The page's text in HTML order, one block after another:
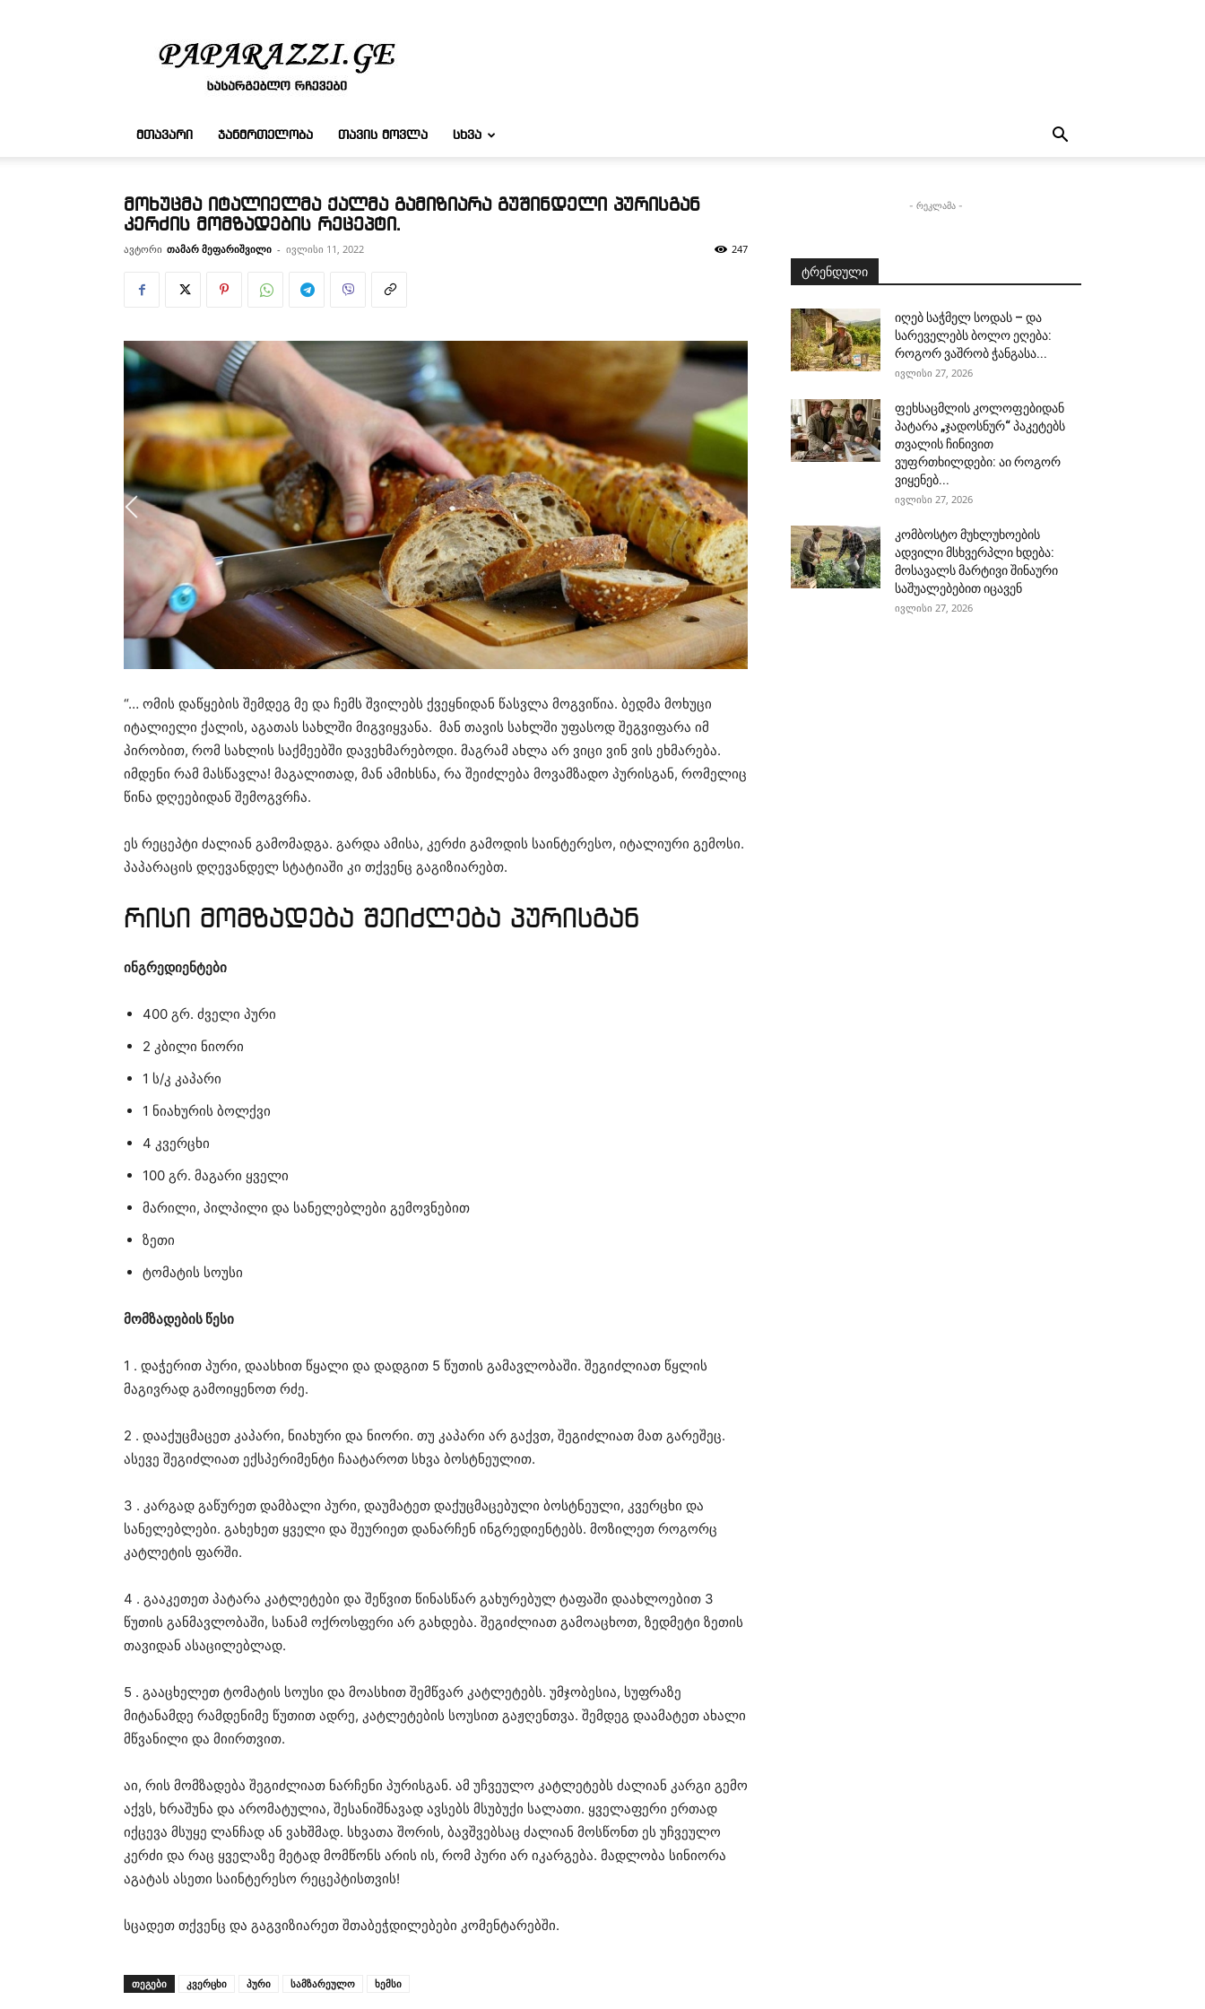
რჩევები
ᲛᲗᲐᲕᲐᲠᲘ ᲯᲐᲜᲛᲠᲗᲔᲚᲝᲑᲐ ᲗᲐᲕᲘᲡ ᲛᲝᲕᲚᲐ ᲡᲮᲕᲐ
მოხუცმა იტალიელმა ქალმა გამიზიარა გუშინდელი პურისგან
კერძის მომზადების რეცეპტი.
ავტორი თამარ მეფარიშვილი - ივლისი 11, 2022 247
“… ომის დაწყების შემდეგ მე და ჩემს შვილებს ქვეყნიდან წასვლა მოგვიწია. ბედმა მოხუცი
იტალიელი ქალის, აგათას სახლში მიგვიყვანა. მან თავის სახლში უფასოდ შეგვიფარა იმ
პირობით, რომ სახლის საქმეებში დავეხმარებოდი. მაგრამ ახლა არ ვიცი ვინ ვის ეხმარება.
იმდენი რამ მასწავლა! მაგალითად, მან ამიხსნა, რა შეიძლება მოვამზადო პურისგან, რომელიც
წინა დღეებიდან შემოგვრჩა.
ეს რეცეპტი ძალიან გამომადგა. გარდა ამისა, კერძი გამოდის საინტერესო, იტალიური გემოსი.
პაპარაცის დღევანდელ სტატიაში კი თქვენც გაგიზიარებთ.
რისი მომზადება შეიძლება პურისგან
ინგრედიენტები
400 გრ. ძველი პური
2 კბილი ნიორი
1 ს/კ კაპარი
1 ნიახურის ბოლქვი
4 კვერცხი
100 გრ. მაგარი ყველი
მარილი, პილპილი და სანელებლები გემოვნებით
ზეთი
ტომატის სოუსი
მომზადების წესი
1 . დაჭერით პური, დაასხით წყალი და დადგით 5 წუთის გამავლობაში. შეგიძლიათ წყლის
მაგივრად გამოიყენოთ რძე.
2 . დააქუცმაცეთ კაპარი, ნიახური და ნიორი. თუ კაპარი არ გაქვთ, შეგიძლიათ მათ გარეშეც.
ასევე შეგიძლიათ ექსპერიმენტი ჩაატაროთ სხვა ბოსტნეულით.
3 . კარგად გაწურეთ დამბალი პური, დაუმატეთ დაქუცმაცებული ბოსტნეული, კვერცხი და
სანელებლები. გახეხეთ ყველი და შეურიეთ დანარჩენ ინგრედიენტებს. მოზილეთ როგორც
კატლეტის ფარში.
4 . გააკეთეთ პატარა კატლეტები და შეწვით წინასწარ გახურებულ ტაფაში დაახლოებით 3
წუთის განმავლობაში, სანამ ოქროსფერი არ გახდება. შეგიძლიათ გამოაცხოთ, ზედმეტი ზეთის
თავიდან ასაცილებლად.
5 . გააცხელეთ ტომატის სოუსი და მოასხით შემწვარ კატლეტებს. უმჯობესია, სუფრაზე
მიტანამდე რამდენიმე წუთით ადრე, კატლეტების სოუსით გაჟღენთვა. შემდეგ დაამატეთ ახალი
მწვანილი და მიირთვით.
აი, რის მომზადება შეგიძლიათ ნარჩენი პურისგან. ამ უჩვეულო კატლეტებს ძალიან კარგი გემო
აქვს, ხრაშუნა და არომატულია, შესანიშნავად ავსებს მსუბუქი სალათი. ყველაფერი ერთად
იქცევა მსუყე ლანჩად ან ვახშმად. სხვათა შორის, ბავშვებსაც ძალიან მოსწონთ ეს უჩვეულო
კერძი და რაც ყველაზე მეტად მომწონს არის ის, რომ პური არ იკარგება. მადლობა სინიორა
აგატას ასეთი საინტერესო რეცეპტისთვის!
სცადეთ თქვენც და გაგვიზიარეთ შთაბეჭდილებები კომენტარებში.
ᲗᲔᲒᲔᲑᲘ კვერცხი პური სამზარეულო ხემსი
- რეკლამა -
ტრენდული
იღებ საჭმელ სოდას – და
სარეველებს ბოლო ეღება:
როგორ ვაშრობ ჭანგასა...
ივლისი 27, 2026
ფეხსაცმლის კოლოფებიდან
პატარა „ჯადოსნურ“ პაკეტებს
თვალის ჩინივით
ვუფრთხილდები: აი როგორ
ვიყენებ...
ივლისი 27, 2026
კომბოსტო მუხლუხოების
ადვილი მსხვერპლი ხდება:
მოსავალს მარტივი შინაური
საშუალებებით იცავენ
ივლისი 27, 2026